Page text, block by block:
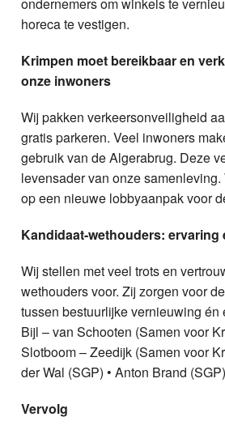
horeca te vestigen.
Krimpen moet bereikbaar en
onze inwoners
Wij pakken verkeersonveiligheid
gratis parkeren. Veel inwoners
gebruik van de Algerabrug. Deze
levensader van onze
op een nieuwe lobbyaanpak voor
Kandidaat-wethouders: ervaring
Wij stellen met veel trots en
wethouders voor. Zij zorgen voor
tussen bestuurlijke vernieuwing én
Bijl – van Schooten (Samen voor
Slotboom – Zeedijk (Samen voor
der Wal (SGP) • Anton Brand (SGP)
Vervolg